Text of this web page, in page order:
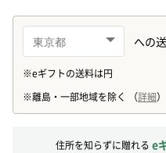
住所を知らずに贈れる e